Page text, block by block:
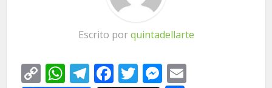
Escrito porquintadellarte
CopyWhatsApp
Telegram
Facebook
TwitterMessenger